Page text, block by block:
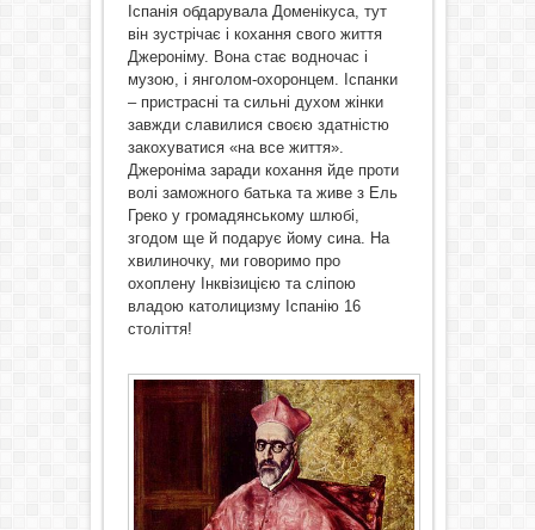
Іспанія обдарувала Доменікуса, тут
він зустрічає і кохання свого життя
Джероніму. Вона стає водночас і
музою, і янголом-охоронцем. Іспанки
– пристрасні та сильні духом жінки
завжди славилися своєю здатністю
закохуватися «на все життя».
Джероніма заради кохання йде проти
волі заможного батька та живе з Ель
Греко у громадянському шлюбі,
згодом ще й подарує йому сина. На
хвилиночку, ми говоримо про
охоплену Інквізицією та сліпою
владою католицизму Іспанію 16
століття!